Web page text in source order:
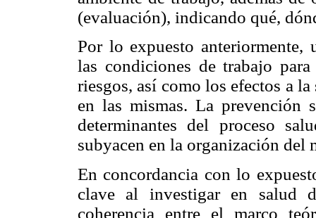
(evaluación), indicando qué,
Por lo expuesto anteriormente,
las condiciones de trabajo
riesgos, así como los efectos a
en las mismas. La prevención
determinantes del proceso
subyacen en la organización del
En concordancia con lo
clave al investigar en salud
coherencia entre el marco